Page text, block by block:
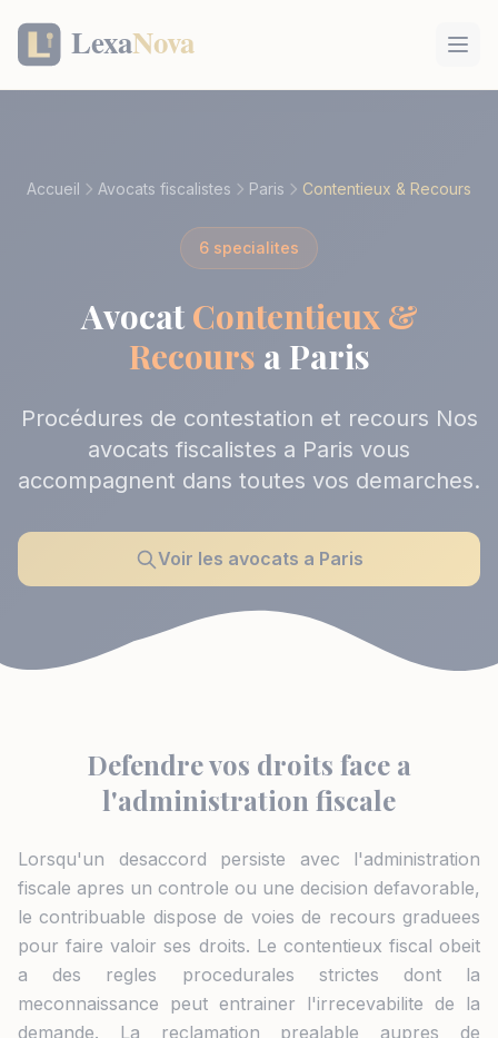
Accueil Avocats fiscalistes Paris Contentieux & Recours
6 specialites
Avocat Contentieux &
Recours a Paris
Procédures de contestation et recours Nos
avocats fiscalistes a Paris vous
accompagnent dans toutes vos demarches.
Voir les avocats a Paris
Defendre vos droits face a
l'administration fiscale
Lorsqu'un desaccord persiste avec l'administration
fiscale apres un controle ou une decision defavorable,
le contribuable dispose de voies de recours graduees
pour faire valoir ses droits. Le contentieux fiscal obeit
a des regles procedurales strictes dont la
meconnaissance peut entrainer l'irrecevabilite de la
demande. La reclamation prealable aupres de